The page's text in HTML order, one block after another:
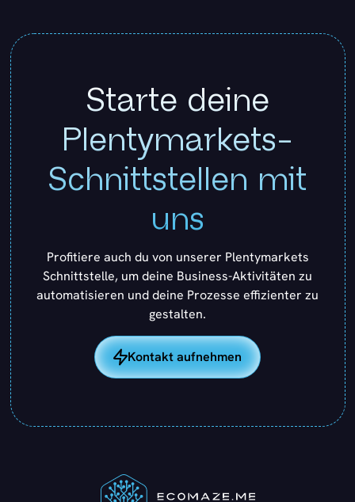
Starte deine
Plentymarkets-
Schnittstellen mit
uns
Profitiere auch du von unserer Plentymarkets
Schnittstelle, um deine Business-Aktivitäten zu
automatisieren und deine Prozesse effizienter zu
gestalten.
Kontakt aufnehmen